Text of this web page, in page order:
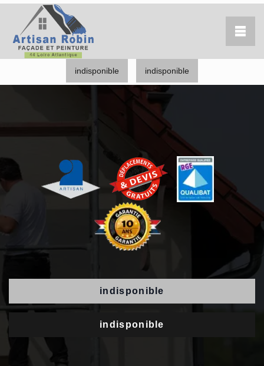
indisponible indisponible
indisponible
indisponible